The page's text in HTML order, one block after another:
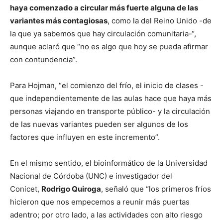
haya comenzado a circular más fuerte alguna de las
variantes más contagiosas, como la del Reino Unido -de
la que ya sabemos que hay circulación comunitaria-“,
aunque aclaró que “no es algo que hoy se pueda afirmar
con contundencia”.
Para Hojman, “el comienzo del frío, el inicio de clases -
que independientemente de las aulas hace que haya más
personas viajando en transporte público- y la circulación
de las nuevas variantes pueden ser algunos de los
factores que influyen en este incremento”.
En el mismo sentido, el bioinformático de la Universidad
Nacional de Córdoba (UNC) e investigador del
Conicet, Rodrigo Quiroga, señaló que “los primeros fríos
hicieron que nos empecemos a reunir más puertas
adentro; por otro lado, a las actividades con alto riesgo